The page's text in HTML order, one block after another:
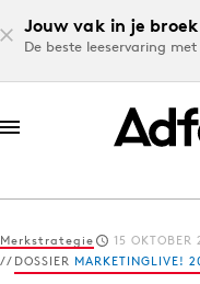
Jouw vak in je
De beste leeservaring
Log in
Merkstrategie 15 OKTOBER
DOSSIER MARKETINGLIVE!